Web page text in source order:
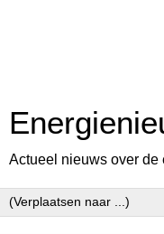
Actueel nieuws over de